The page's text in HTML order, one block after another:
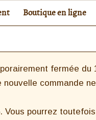
Boutique en ligne
fermée du
commande
Vous pourrez